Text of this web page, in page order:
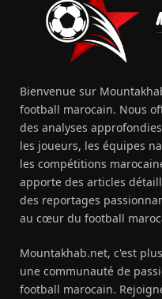
Bienvenue sur
football marocain. Nous
des analyses
les joueurs, les équipes
les compétitions
apporte des articles
des reportages
au cœur du football
Mountakhab.net, c'est
une communauté de
football marocain.